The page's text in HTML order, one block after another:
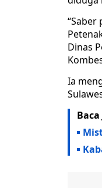
“Saber
Dinas
Ia
Baca